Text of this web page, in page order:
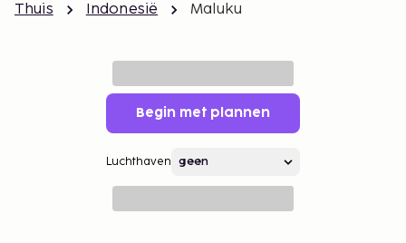
Thuis Indonesië Maluku
Begin met plannen
Luchthaven